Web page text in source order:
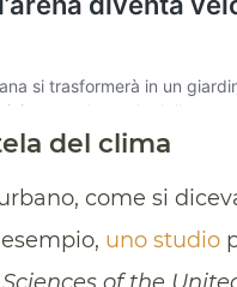
del clima
come si
uno studio